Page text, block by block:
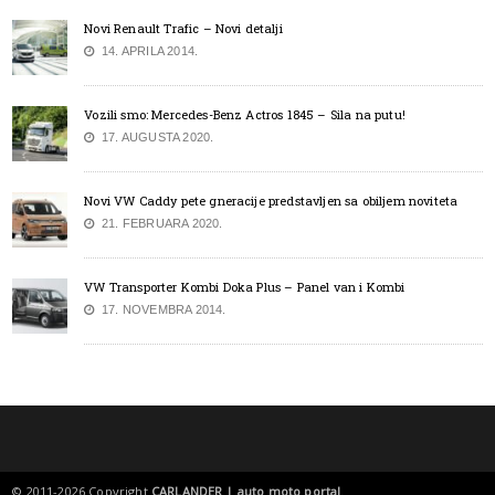
Novi Renault Trafic – Novi detalji
14. APRILA 2014.
Vozili smo: Mercedes-Benz Actros 1845 – Sila na putu!
17. AUGUSTA 2020.
Novi VW Caddy pete gneracije predstavljen sa obiljem noviteta
21. FEBRUARA 2020.
VW Transporter Kombi Doka Plus – Panel van i Kombi
17. NOVEMBRA 2014.
© 2011-2026 Copyright CARLANDER | auto moto portal